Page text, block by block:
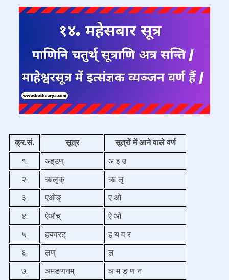
क्र.सं. सूत्र
सूत्रों में आने वाले वर्ण
१.
अइउण्
अ इ उ
२.
ऋलृक्
ऋ लृ
३.
एओङ्
ए ओ
४.
ऐऔच्
ऐ औ
५.
हयवरट्
ह य व र
६.
लण्
ल
७.
ञमङणनम्
ञ म ङ ण न